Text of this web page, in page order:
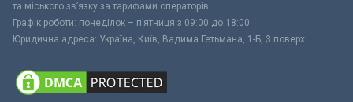
та міського зв’язку за тарифами операторів
Графік роботи: понеділок – п’ятниця з 09:00 до 18:00
Юридична адреса: Україна, Київ, Вадима Гетьмана, 1-Б, 3 поверх